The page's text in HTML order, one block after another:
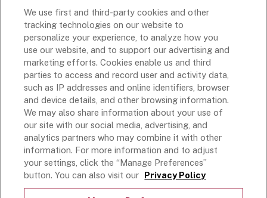
Rich's Global
Le Mexique de Rich
L'Académie de Rich
Suivez-nous
Modalités et conditions
Politique de confidentialité
Ne vendez pas et ne partagez pas mes informations
We use first and third-party cookies and other
tracking technologies on our website to
personalize your experience, to analyze how you
use our website, and to support our advertising and
marketing efforts. Cookies enable us and third
parties to access and record user and activity data,
such as IP addresses and online identifiers, browser
and device details, and other browsing information.
We may also share information about your use of
our site with our social media, advertising, and
analytics partners who may combine it with other
information. For more information and to adjust
your settings, click the “Manage Preferences”
button. You can also visit our Privacy Policy